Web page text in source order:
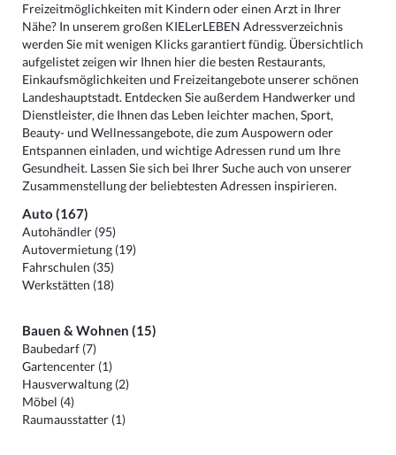
Freizeitmöglichkeiten mit Kindern oder einen Arzt in Ihrer
Nähe? In unserem großen KIELerLEBEN Adressverzeichnis
werden Sie mit wenigen Klicks garantiert fündig. Übersichtlich
aufgelistet zeigen wir Ihnen hier die besten Restaurants,
Einkaufsmöglichkeiten und Freizeitangebote unserer schönen
Landeshauptstadt. Entdecken Sie außerdem Handwerker und
Dienstleister, die Ihnen das Leben leichter machen, Sport,
Beauty- und Wellnessangebote, die zum Auspowern oder
Entspannen einladen, und wichtige Adressen rund um Ihre
Gesundheit. Lassen Sie sich bei Ihrer Suche auch von unserer
Zusammenstellung der beliebtesten Adressen inspirieren.
Auto (167)
Autohändler (95)
Autovermietung (19)
Fahrschulen (35)
Werkstätten (18)
Bauen & Wohnen (15)
Baubedarf (7)
Gartencenter (1)
Hausverwaltung (2)
Möbel (4)
Raumausstatter (1)